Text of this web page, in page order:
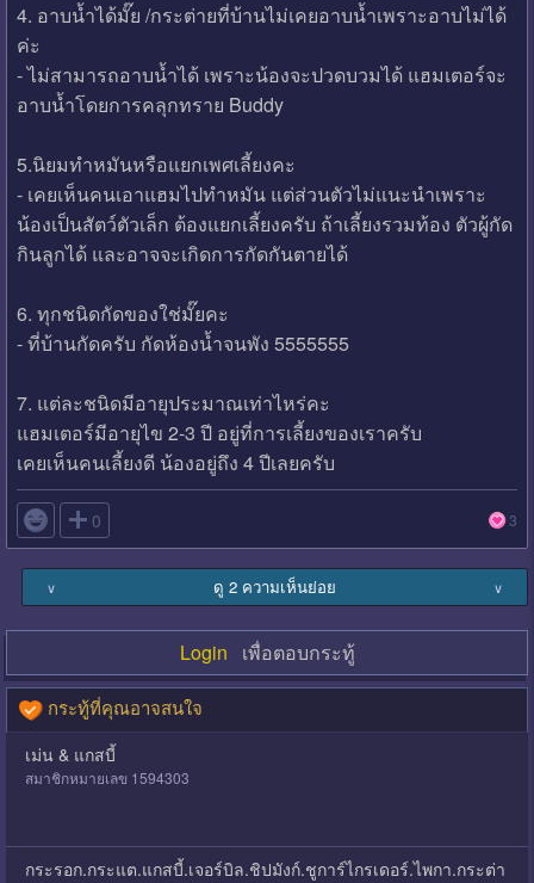
4. อาบน้ำได้มั๊ย /กระต่ายที่บ้านไม่เคยอาบน้ำเพราะอาบไม่ได้
ค่ะ
- ไม่สามารถอาบน้ำได้ เพราะน้องจะปวดบวมได้ แฮมเตอร์จะ
อาบน้ำโดยการคลุกทราย Buddy
5.นิยมทำหมันหรือแยกเพศเลี้ยงคะ
- เคยเห็นคนเอาแฮมไปทำหมัน แต่ส่วนตัวไม่แนะนำเพราะ
น้องเป็นสัตว์ตัวเล็ก ต้องแยกเลี้ยงครับ ถ้าเลี้ยงรวมท้อง ตัวผู้กัด
กินลูกได้ และอาจจะเกิดการกัดกันตายได้
6. ทุกชนิดกัดของใช่มั๊ยคะ
- ที่บ้านกัดครับ กัดห้องน้ำจนพัง 5555555
7. แต่ละชนิดมีอายุประมาณเท่าไหร่คะ
แฮมเตอร์มีอายุไข 2-3 ปี อยู่ที่การเลี้ยงของเราครับ
เคยเห็นคนเลี้ยงดี น้องอยู่ถึง 4 ปีเลยครับ
 0 3
∨ ดู 2 ความเห็นย่อย ∨
Login เพื่อตอบกระทู้
กระทู้ที่คุณอาจสนใจ
เม่น & แกสบี้
สมาชิกหมายเลข 1594303
กระรอก.กระแต.แกสบี้.เจอร์บิล.ชิปมังก์.ชูการ์ไกรเดอร์.ไพกา.กระต่า